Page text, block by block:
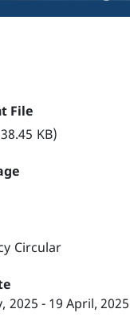
File
KB)
Circular
2025 - 19 April, 2025